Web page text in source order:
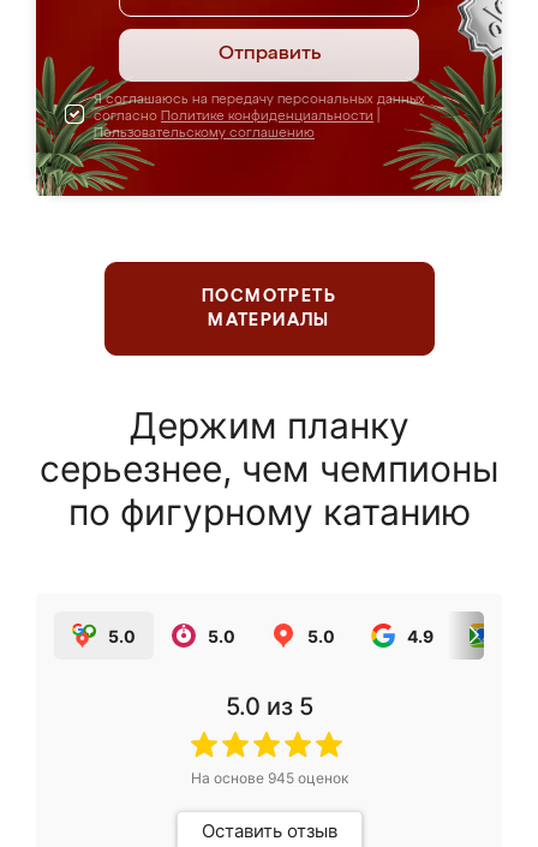
Отправить
Я соглашаюсь на передачу персональных данных
согласно Политике конфиденциальности
Пользовательскому соглашению
ПОСМОТРЕТЬ
МАТЕРИАЛЫ
Держим планку
серьезнее, чем чемпионы
по фигурному катанию
5.0 5.0 5.0 4.9
5.0 из 5
На основе 945оценок
Оставить отзыв